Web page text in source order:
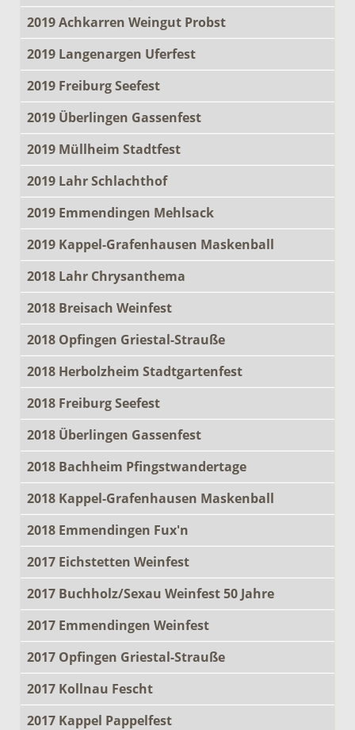
2019 Achkarren Weingut Probst
2019 Langenargen Uferfest
2019 Freiburg Seefest
2019 Überlingen Gassenfest
2019 Müllheim Stadtfest
2019 Lahr Schlachthof
2019 Emmendingen Mehlsack
2019 Kappel-Grafenhausen Maskenball
2018 Lahr Chrysanthema
2018 Breisach Weinfest
2018 Opfingen Griestal-Strauße
2018 Herbolzheim Stadtgartenfest
2018 Freiburg Seefest
2018 Überlingen Gassenfest
2018 Bachheim Pfingstwandertage
2018 Kappel-Grafenhausen Maskenball
2018 Emmendingen Fux'n
2017 Eichstetten Weinfest
2017 Buchholz/Sexau Weinfest 50 Jahre
2017 Emmendingen Weinfest
2017 Opfingen Griestal-Strauße
2017 Kollnau Fescht
2017 Kappel Pappelfest